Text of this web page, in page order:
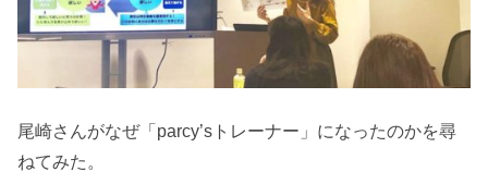
尾崎さんがなぜ「parcy’sトレーナー」になったのかを尋
ねてみた。